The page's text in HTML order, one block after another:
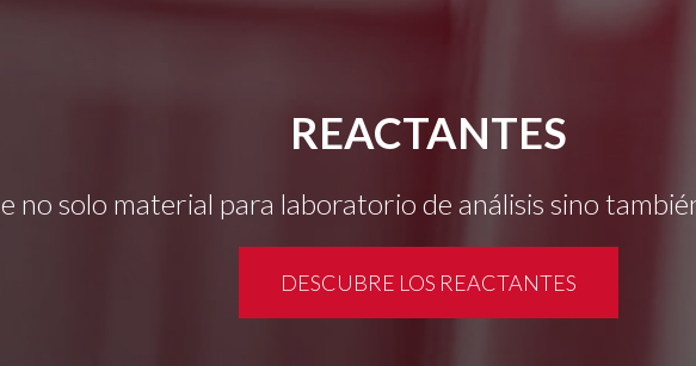
REACTANTES
no solo material para laboratorio de análisis sino
DESCUBRE LOS REACTANTES